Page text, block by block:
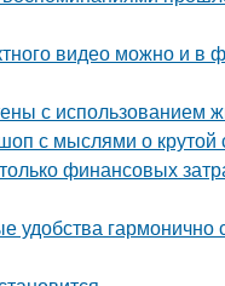
видео можно и в
с использованием
с мыслями о крутой
финансовых
удобства